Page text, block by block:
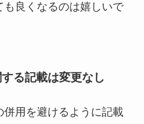
も良くなるのは嬉しいで
る記載は変更なし
用を避けるように記載